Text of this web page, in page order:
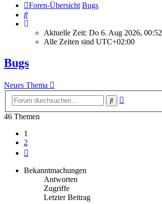
Foren-Übersicht Bugs
Suche
Aktuelle Zeit: Do 6. Aug 2026, 00:52
Alle Zeiten sind UTC+02:00
Bugs
Neues Thema
Suche
46 Themen
1
2
Bekanntmachungen
Antworten
Zugriffe
Letzter Beitrag